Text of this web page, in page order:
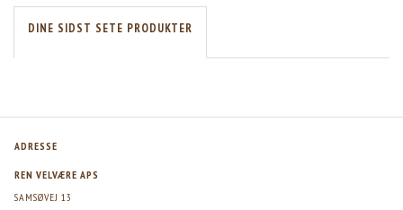
DINE SIDST SETE PRODUKTER
ADRESSE
REN VELVÆRE APS
SAMSØVEJ 13